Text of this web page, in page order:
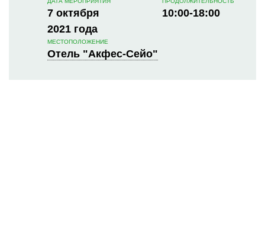
7 октября
2021 года
10:00-18:00
МЕСТОПОЛОЖЕНИЕ
Отель "Акфес-Сейо"